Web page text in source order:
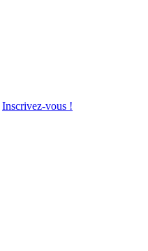
Inscrivez-vous !